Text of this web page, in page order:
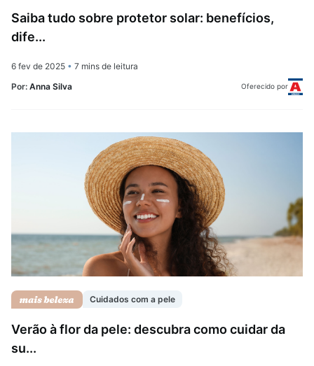
Saiba tudo sobre protetor solar: benefícios,
dife...
6 fev de 2025 • 7 mins de leitura
Por: Anna Silva Oferecido por
Cuidados com a pele
Verão à flor da pele: descubra como cuidar da
su...